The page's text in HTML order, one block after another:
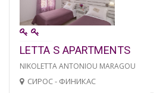
LETTA S APARTMENTS
NIKOLETTA ANTONIOU MARAGOU
СИРОС - ФИНИКАС